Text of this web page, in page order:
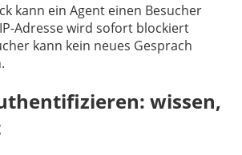
kann ein Agent einen Besucher
Adresse wird sofort blockiert
kann kein neues Gesprach
wissen,